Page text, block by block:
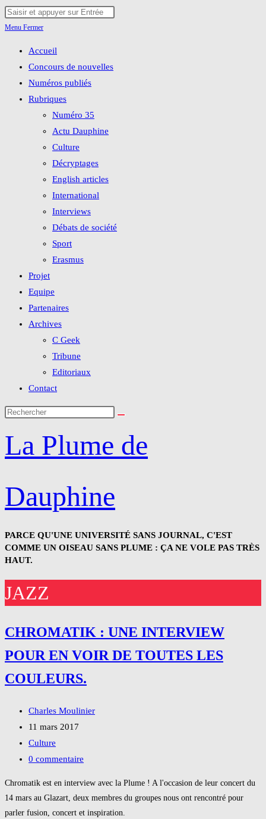
Skip
to
Rechercher
sur
Menu Fermer
Accueil
Concours de nouvelles
Numéros publiés
Rubriques
Numéro 35
Actu Dauphine
Culture
Décryptages
English articles
International
Interviews
Débats de société
Sport
Erasmus
Projet
Equipe
Partenaires
Archives
C Geek
Tribune
Editoriaux
Contact
La Plume de
Dauphine
PARCE QU'UNE UNIVERSITÉ SANS JOURNAL, C'EST
COMME UN OISEAU SANS PLUME : ÇA NE VOLE PAS TRÈS
HAUT.
JAZZ
CHROMATIK : UNE INTERVIEW
POUR EN VOIR DE TOUTES LES
COULEURS.
Auteur/autrice
de
la
publication :
Charles Moulinier
Publication
publiée :
11 mars 2017
Post
category:
Culture
Commentaires
0 commentaire
Chromatik est en interview avec la Plume ! A l'occasion de leur concert du
14 mars au Glazart, deux membres du groupes nous ont rencontré pour
parler fusion, concert et inspiration.